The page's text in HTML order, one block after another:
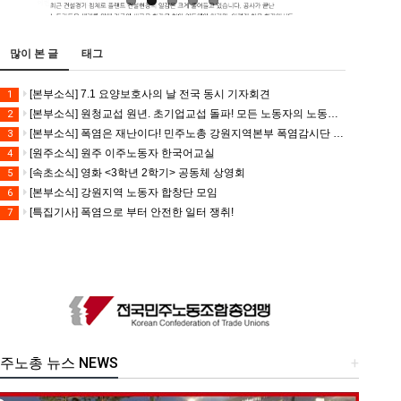
많이 본 글 태그
1 [본부소식] 7.1 요양보호사의 날 전국 동시 기자회견
2 [본부소식] 원청교섭 원년. 초기업교섭 돌파! 모든 노동자의 노동기본권 쟁취! 민주노총 7.15 총파업대회
3 [본부소식] 폭염은 재난이다! 민주노총 강원지역본부 폭염감시단 선포 기자회견
4 [원주소식] 원주 이주노동자 한국어교실
5 [속초소식] 영화 <3학년 2학기> 공동체 상영회
6 [본부소식] 강원지역 노동자 합창단 모임
7 [특집기사] 폭염으로 부터 안전한 일터 쟁취!
+
노총 뉴스 NEWS